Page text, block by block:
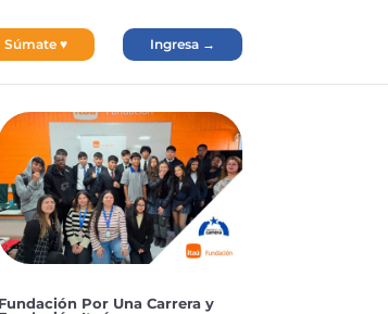
Súmate ♥ Ingresa →
Fundación Por Una Carrera y